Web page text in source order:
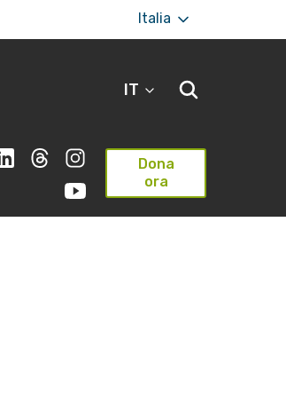
Italia
IT
Dona
ora